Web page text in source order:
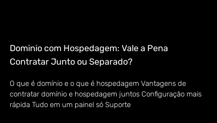
Dominio com Hospedagem: Vale a Pena
Contratar Junto ou Separado?
O que é domínio e o que é hospedagem Vantagens de
contratar domínio e hospedagem juntos Configuração mais
rápida Tudo em um painel só Suporte